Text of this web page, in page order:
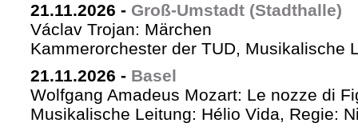
21.11.2026 - Groß-Umstadt (Stadthalle)
Václav Trojan: Märchen
Kammerorchester der TUD, Musikalische
21.11.2026 - Basel
Wolfgang Amadeus Mozart: Le nozze di
Musikalische Leitung: Hélio Vida, Regie: